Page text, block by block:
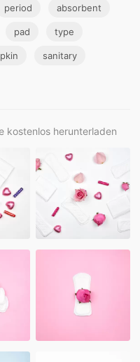
period absorbent
pad type
sanitary
kostenlos herunterladen